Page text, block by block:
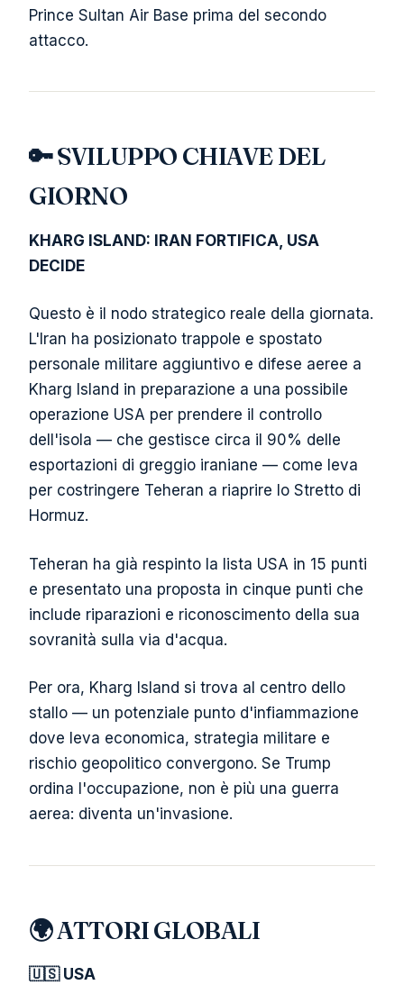
Prince Sultan Air Base prima del secondo
attacco.
🔑 SVILUPPO CHIAVE DEL
GIORNO
KHARG ISLAND: IRAN FORTIFICA, USA
DECIDE
Questo è il nodo strategico reale della giornata.
L'Iran ha posizionato trappole e spostato
personale militare aggiuntivo e difese aeree a
Kharg Island in preparazione a una possibile
operazione USA per prendere il controllo
dell'isola — che gestisce circa il 90% delle
esportazioni di greggio iraniane — come leva
per costringere Teheran a riaprire lo Stretto di
Hormuz.
Teheran ha già respinto la lista USA in 15 punti
e presentato una proposta in cinque punti che
include riparazioni e riconoscimento della sua
sovranità sulla via d'acqua.
Per ora, Kharg Island si trova al centro dello
stallo — un potenziale punto d'infiammazione
dove leva economica, strategia militare e
rischio geopolitico convergono. Se Trump
ordina l'occupazione, non è più una guerra
aerea: diventa un'invasione.
🌍 ATTORI GLOBALI
🇺🇸 USA